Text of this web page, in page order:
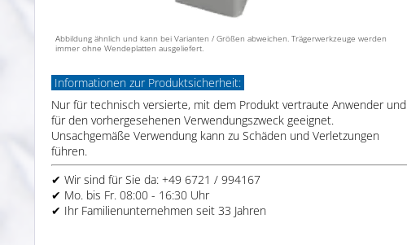
Abbildung ähnlich und kann bei Varianten / Größen abweichen. Trägerwerkzeuge werden
immer ohne Wendeplatten ausgeliefert.
Informationen zur Produktsicherheit:
Nur für technisch versierte, mit dem Produkt vertraute Anwender und
für den vorhergesehenen Verwendungszweck geeignet.
Unsachgemäße Verwendung kann zu Schäden und Verletzungen
führen.
✔ Wir sind für Sie da: +49 6721 / 994167
✔ Mo. bis Fr. 08:00 - 16:30 Uhr
✔ Ihr Familienunternehmen seit 33 Jahren